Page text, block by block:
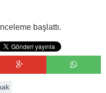
başlattı.